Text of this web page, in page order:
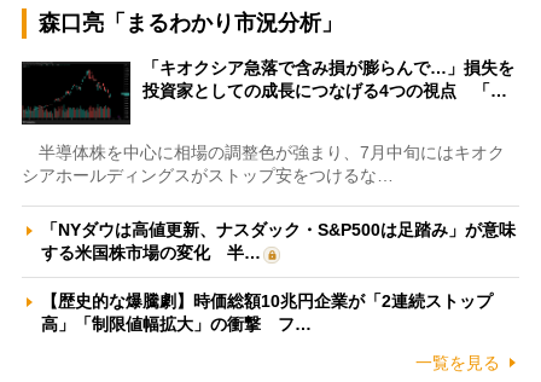
森口亮「まるわかり市況分析」
「キオクシア急落で含み損が膨らんで…」損失を
投資家としての成長につなげる4つの視点 「…
半導体株を中心に相場の調整色が強まり、7月中旬にはキオク
シアホールディングスがストップ安をつけるな…
「NYダウは高値更新、ナスダック・S&P500は足踏み」が意味
する米国株市場の変化 半…
【歴史的な爆騰劇】時価総額10兆円企業が「2連続ストップ
高」「制限値幅拡大」の衝撃 フ…
一覧を見る